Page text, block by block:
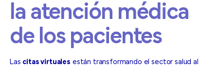
la atención médica
de los pacientes
Las citas virtuales están transformando el sector salud al